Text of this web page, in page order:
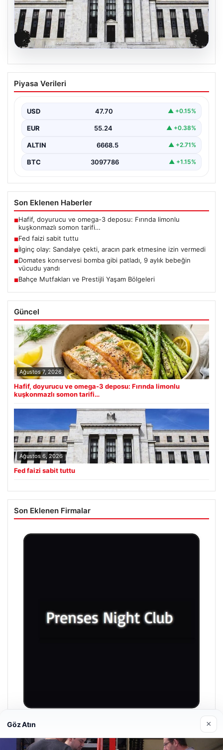
Fed faizi sabit tuttu
Piyasa Verileri
USD 47.70 ▲ +0.15%
EUR 55.24 ▲ +0.38%
ALTIN 6668.5 ▲ +2.71%
BTC 3097786 ▲ +1.15%
Son Eklenen Haberler
■Hafif, doyurucu ve omega-3 deposu: Fırında limonlu
kuşkonmazlı somon tarifi…
■Fed faizi sabit tuttu
■İlginç olay: Sandalye çekti, aracın park etmesine izin vermedi
■Domates konservesi bomba gibi patladı, 9 aylık bebeğin
vücudu yandı
■Bahçe Mutfakları ve Prestijli Yaşam Bölgeleri
Güncel
Ağustos 7, 2026
Hafif, doyurucu ve omega-3 deposu: Fırında limonlu
kuşkonmazlı somon tarifi…
Ağustos 6, 2026
Fed faizi sabit tuttu
Son Eklenen Firmalar
Prenses Night Club
Nisan 29, 2026
Göz Atın ×